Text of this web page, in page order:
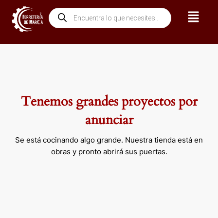
contenido
Búsqueda
de
productos
Menú
Tenemos grandes proyectos por
anunciar
Se está cocinando algo grande. Nuestra tienda está en
obras y pronto abrirá sus puertas.